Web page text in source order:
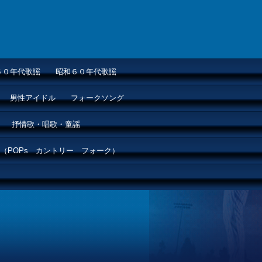
０年代歌謡 昭和６０年代歌謡
男性アイドル フォークソング
抒情歌・唱歌・童謡
POPs カントリー フォーク）